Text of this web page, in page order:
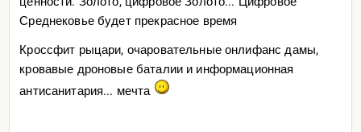
Среднековье будет прекрасное время
Кроссфит рыцари, очаровательные онлифанс дамы,
кровавые дроновые баталии и информационная
антисанитария... мечта